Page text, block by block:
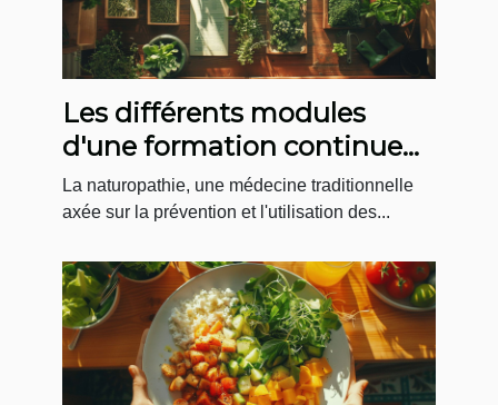
Les différents modules
d'une formation continue
en naturopathie
La naturopathie, une médecine traditionnelle
axée sur la prévention et l'utilisation des...